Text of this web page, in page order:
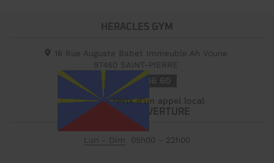
HERACLES GYM
16 Rue Auguste Babet Immeuble Ah Voune
97460 SAINT-PIERRE
09 70 35 86 60
HEURES D'OUVERTURE
Lun - Dim 05h00 - 22h00